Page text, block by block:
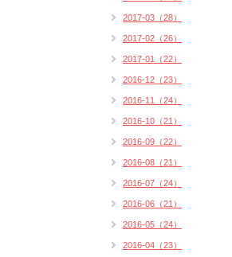
2017-03（28）
2017-02（26）
2017-01（22）
2016-12（23）
2016-11（24）
2016-10（21）
2016-09（22）
2016-08（21）
2016-07（24）
2016-06（21）
2016-05（24）
2016-04（23）